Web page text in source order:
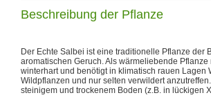
Beschreibung der Pflanze
Der Echte Salbei ist eine traditionelle Pflanze der
aromatischen Geruch. Als wärmeliebende
winterhart und benötigt in klimatisch rauen Lagen
Wildpflanzen und nur selten verwildert
steinigem und trockenem Boden (z.B. in lückigen